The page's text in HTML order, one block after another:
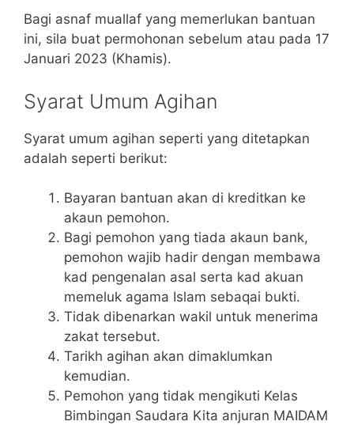
Bagi asnaf muallaf yang memerlukan bantuan
ini, sila buat permohonan sebelum atau pada 17
Januari 2023 (Khamis).
Syarat Umum Agihan
Syarat umum agihan seperti yang ditetapkan
adalah seperti berikut:
Bayaran bantuan akan di kreditkan ke
akaun pemohon.
Bagi pemohon yang tiada akaun bank,
pemohon wajib hadir dengan membawa
kad pengenalan asal serta kad akuan
memeluk agama Islam sebaqai bukti.
Tidak dibenarkan wakil untuk menerima
zakat tersebut.
Tarikh agihan akan dimaklumkan
kemudian.
Pemohon yang tidak mengikuti Kelas
Bimbingan Saudara Kita anjuran MAIDAM